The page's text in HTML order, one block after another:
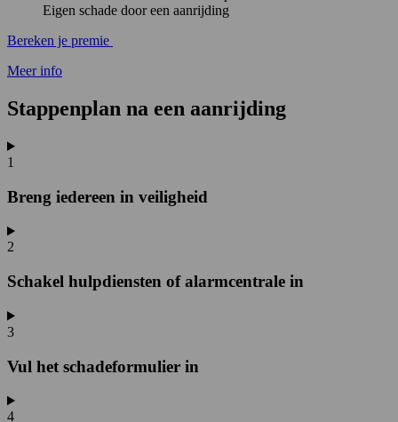
Eigen schade door een aanrijding
Bereken je premie
Meer info
Stappenplan na een aanrijding
1
Breng iedereen in veiligheid
2
Schakel hulpdiensten of alarmcentrale in
3
Vul het schadeformulier in
4